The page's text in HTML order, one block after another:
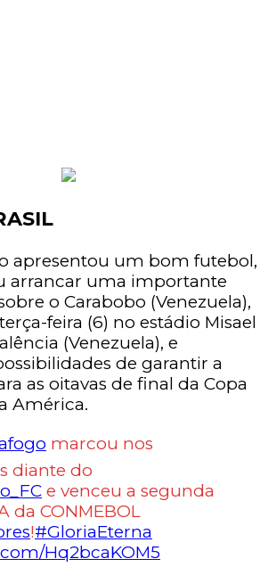
apresentou um bom futebol,
arrancar uma importante
o Carabobo (Venezuela),
feira (6) no estádio Misael
(Venezuela), e
de garantir a
as oitavas de final da Copa
América.
marcou nos
diante do
e venceu a segunda
da CONMEBOL
!#GloriaEterna
Hq2bcaKOM5